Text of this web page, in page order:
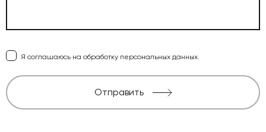
Я соглашаюсь на обработку персональных данных.
Отправить